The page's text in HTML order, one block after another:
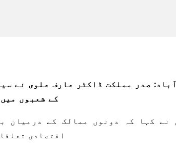
آباد: صدر مملکت ڈاکٹر عارف علوی نے
کے شعبوں
نے کہا کہ دونوں ممالک کے درمیان
اقتصادی